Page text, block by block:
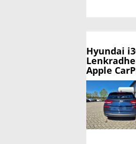
Hyundai
Apple